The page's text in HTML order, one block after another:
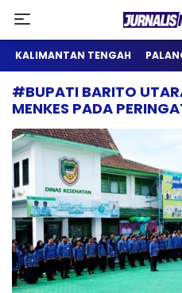
Jurnalis
Satu Wadah
KALIMANTAN TENGAH
#BUPATI BARITO
MENKES PADA